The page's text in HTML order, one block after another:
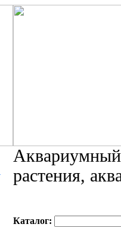
растения,
Каталог: